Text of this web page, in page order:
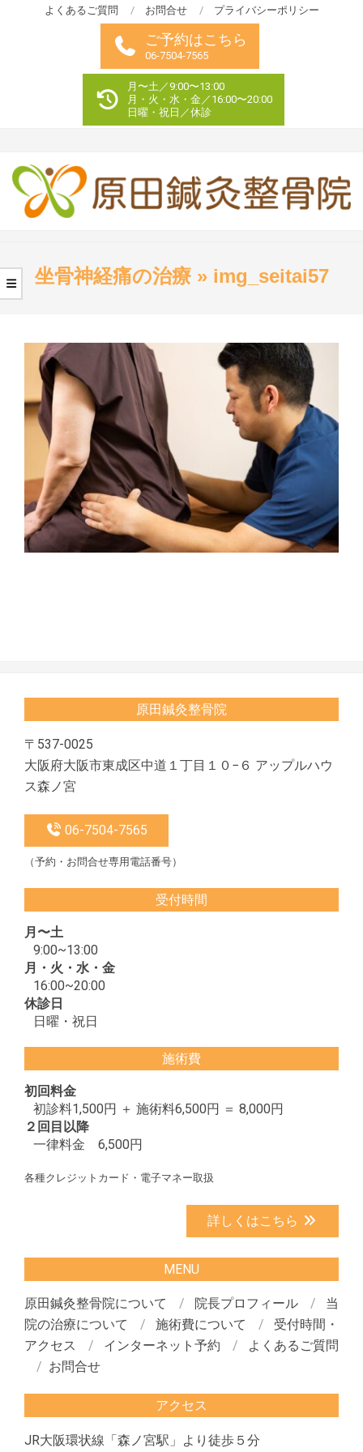
よくあるご質問 お問合せ プライバシーポリシー
ご予約はこちら
06-7504-7565
月〜土／9:00〜13:00
月・火・水・金／16:00〜20:00
日曜・祝日／休診
Menu
坐骨神経痛の治療 » img_seitai57
原田鍼灸整骨院
〒537-0025
大阪府大阪市東成区中道１丁目１０−６ アップルハウ
ス森ノ宮
06-7504-7565
（予約・お問合せ専用電話番号）
受付時間
月〜土
9:00~13:00
月・火・水・金
16:00~20:00
休診日
日曜・祝日
施術費
初回料金
初診料1,500円 ＋ 施術料6,500円 ＝ 8,000円
２回目以降
一律料金 6,500円
各種クレジットカード・電子マネー取扱
詳しくはこちら
MENU
原田鍼灸整骨院について 院長プロフィール
当
院の治療について
施術費について
受付時間・
アクセス
インターネット予約
よくあるご質問
お問合せ
アクセス
JR大阪環状線「森ノ宮駅」より徒歩５分